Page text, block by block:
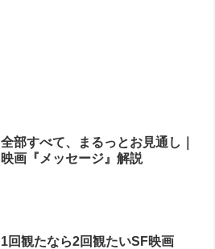
全部すべて、まるっとお見通し｜
映画『メッセージ』解説
1回観たなら2回観たいSF映画